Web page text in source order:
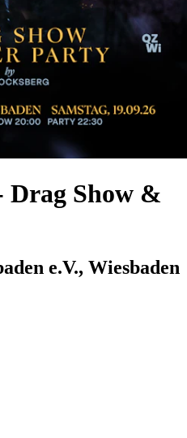
Drag Show &
e.V., Wiesbaden